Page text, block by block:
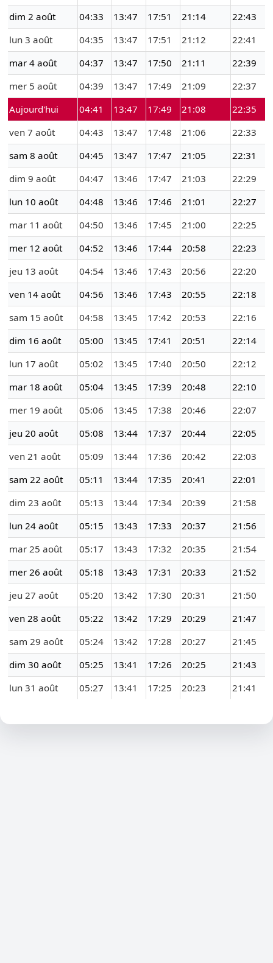
dim 2 août 04:33 13:47 17:51 21:14
22:43
lun 3 août
04:35 13:47 17:51 21:12
22:41
mar 4 août
04:37 13:47 17:50 21:11
22:39
mer 5 août
04:39 13:47 17:49 21:09
22:37
Aujourd'hui
04:41 13:47 17:49 21:08
22:35
ven 7 août
04:43 13:47 17:48 21:06
22:33
sam 8 août
04:45 13:47 17:47 21:05
22:31
dim 9 août
04:47 13:46 17:47 21:03
22:29
lun 10 août
04:48 13:46 17:46 21:01
22:27
mar 11 août
04:50 13:46 17:45 21:00
22:25
mer 12 août
04:52 13:46 17:44 20:58
22:23
jeu 13 août
04:54 13:46 17:43 20:56
22:20
ven 14 août
04:56 13:46 17:43 20:55
22:18
sam 15 août
04:58 13:45 17:42 20:53
22:16
dim 16 août
05:00 13:45 17:41 20:51
22:14
lun 17 août
05:02 13:45 17:40 20:50
22:12
mar 18 août
05:04 13:45 17:39 20:48
22:10
mer 19 août
05:06 13:45 17:38 20:46
22:07
jeu 20 août
05:08 13:44 17:37 20:44
22:05
ven 21 août
05:09 13:44 17:36 20:42
22:03
sam 22 août
05:11 13:44 17:35 20:41
22:01
dim 23 août
05:13 13:44 17:34 20:39
21:58
lun 24 août
05:15 13:43 17:33 20:37
21:56
mar 25 août
05:17 13:43 17:32 20:35
21:54
mer 26 août
05:18 13:43 17:31 20:33
21:52
jeu 27 août
05:20 13:42 17:30 20:31
21:50
ven 28 août
05:22 13:42 17:29 20:29
21:47
sam 29 août
05:24 13:42 17:28 20:27
21:45
dim 30 août
05:25 13:41 17:26 20:25
21:43
lun 31 août
05:27 13:41 17:25 20:23 21:41